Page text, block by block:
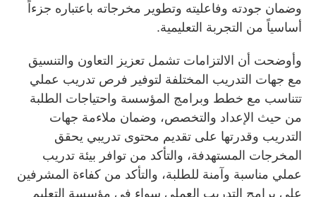
وضمان جودته وفاعليته وتطوير مخرجاته باعتباره جزءاً
أساسياً من التجربة التعليمية.
وأوضحت أن الالتزامات تشمل تعزيز التعاون والتنسيق
مع جهات التدريب المختلفة لتوفير فرص تدريب عملي
تتناسب مع خطط وبرامج المؤسسة واحتياجات الطلبة
من حيث الإعداد والتخصص، وضمان ملاءمة جهات
التدريب وقدرتها على تقديم محتوى تدريبي يحقق
المخرجات المستهدفة، والتأكد من توافر بيئة تدريب
عملي مناسبة وآمنة للطلبة، والتأكد من كفاءة المشرفين
على برامج التدريب العملي سواء في مؤسسة التعليم